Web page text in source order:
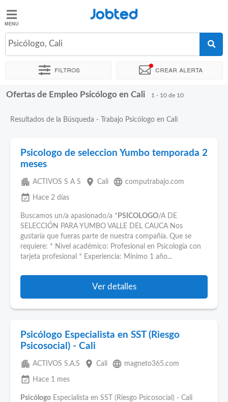
Jobted
Ofertas
de
empleo
Salarios
Jobted
Psicólogo, Cali
Filtros Crear alerta
Ordenar por Ubicación exacta Agencia de empleo
Ofertas de Empleo Psicólogo en Cali 1 - 10 de 10
Resultados de la Búsqueda - Trabajo Psicólogo en Cali
Psicologo de seleccion Yumbo temporada 2
meses
apartment ACTIVOS S A S place Cali language computrabajo.com
event_available Hace 2 días
Buscamos un/a apasionado/a * PSICOLOGO/A DE
SELECCIÓN PARA YUMBO VALLE DEL CAUCA Nos
gustaría que fueras parte de nuestra compañía. Que se
requiere: * Nivel académico: Profesional en Psicología con
tarjeta profesional * Experiencia: Mínimo 1 año...
Ver detalles
Psicólogo Especialista en SST (Riesgo
Psicosocial) - Cali
apartment ACTIVOS S.A.S place Cali language magneto365.com
event_available Hace 1 mes
Psicólogo Especialista en SST (Riesgo Psicosocial) - Cali